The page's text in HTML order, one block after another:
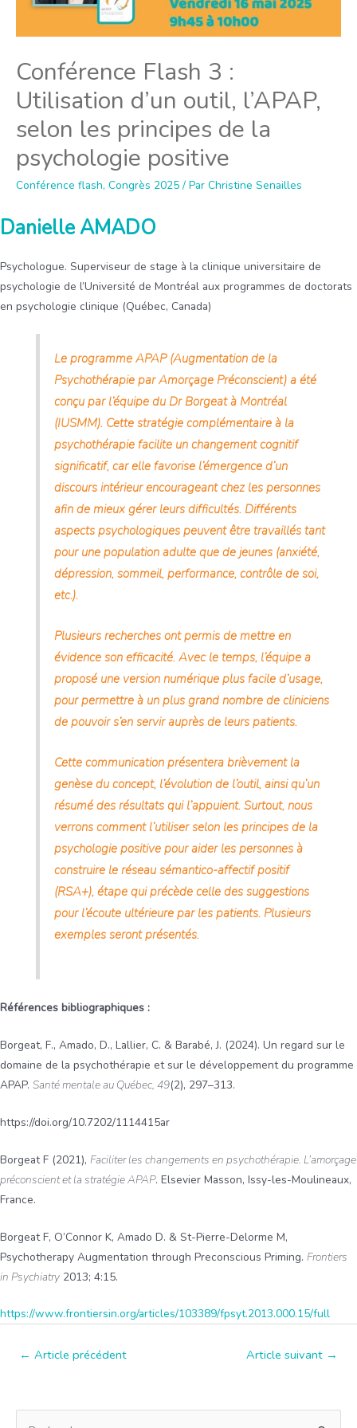
Conférence Flash 3 :
Utilisation d’un outil, l’APAP,
selon les principes de la
psychologie positive
Conférence flash, Congrès 2025 / Par Christine Senailles
Danielle AMADO
Psychologue. Superviseur de stage à la clinique universitaire de
psychologie de l’Université de Montréal aux programmes de doctorats
en psychologie clinique (Québec, Canada)
Le programme APAP (Augmentation de la
Psychothérapie par Amorçage Préconscient) a été
conçu par l’équipe du Dr Borgeat à Montréal
(IUSMM). Cette stratégie complémentaire à la
psychothérapie facilite un changement cognitif
significatif, car elle favorise l’émergence d’un
discours intérieur encourageant chez les personnes
afin de mieux gérer leurs difficultés. Différents
aspects psychologiques peuvent être travaillés tant
pour une population adulte que de jeunes (anxiété,
dépression, sommeil, performance, contrôle de soi,
etc.).
Plusieurs recherches ont permis de mettre en
évidence son efficacité. Avec le temps, l’équipe a
proposé une version numérique plus facile d’usage,
pour permettre à un plus grand nombre de cliniciens
de pouvoir s’en servir auprès de leurs patients.
Cette communication présentera brièvement la
genèse du concept, l’évolution de l’outil, ainsi qu’un
résumé des résultats qui l’appuient. Surtout, nous
verrons comment l’utiliser selon les principes de la
psychologie positive pour aider les personnes à
construire le réseau sémantico-affectif positif
(RSA+), étape qui précède celle des suggestions
pour l’écoute ultérieure par les patients. Plusieurs
exemples seront présentés.
Références bibliographiques :
Borgeat, F., Amado, D., Lallier, C. & Barabé, J. (2024). Un regard sur le
domaine de la psychothérapie et sur le développement du programme
APAP. Santé mentale au Québec, 49(2), 297–313.
https://doi.org/10.7202/1114415ar
Borgeat F (2021), Faciliter les changements en psychothérapie. L’amorçage
préconscient et la stratégie APAP. Elsevier Masson, Issy-les-Moulineaux,
France.
Borgeat F, O’Connor K, Amado D. & St-Pierre-Delorme M,
Psychotherapy Augmentation through Preconscious Priming. Frontiers
in Psychiatry 2013; 4:15.
https://www.frontiersin.org/articles/103389/fpsyt.2013.000.15/full
Navigation
← Article précédent Article suivant →